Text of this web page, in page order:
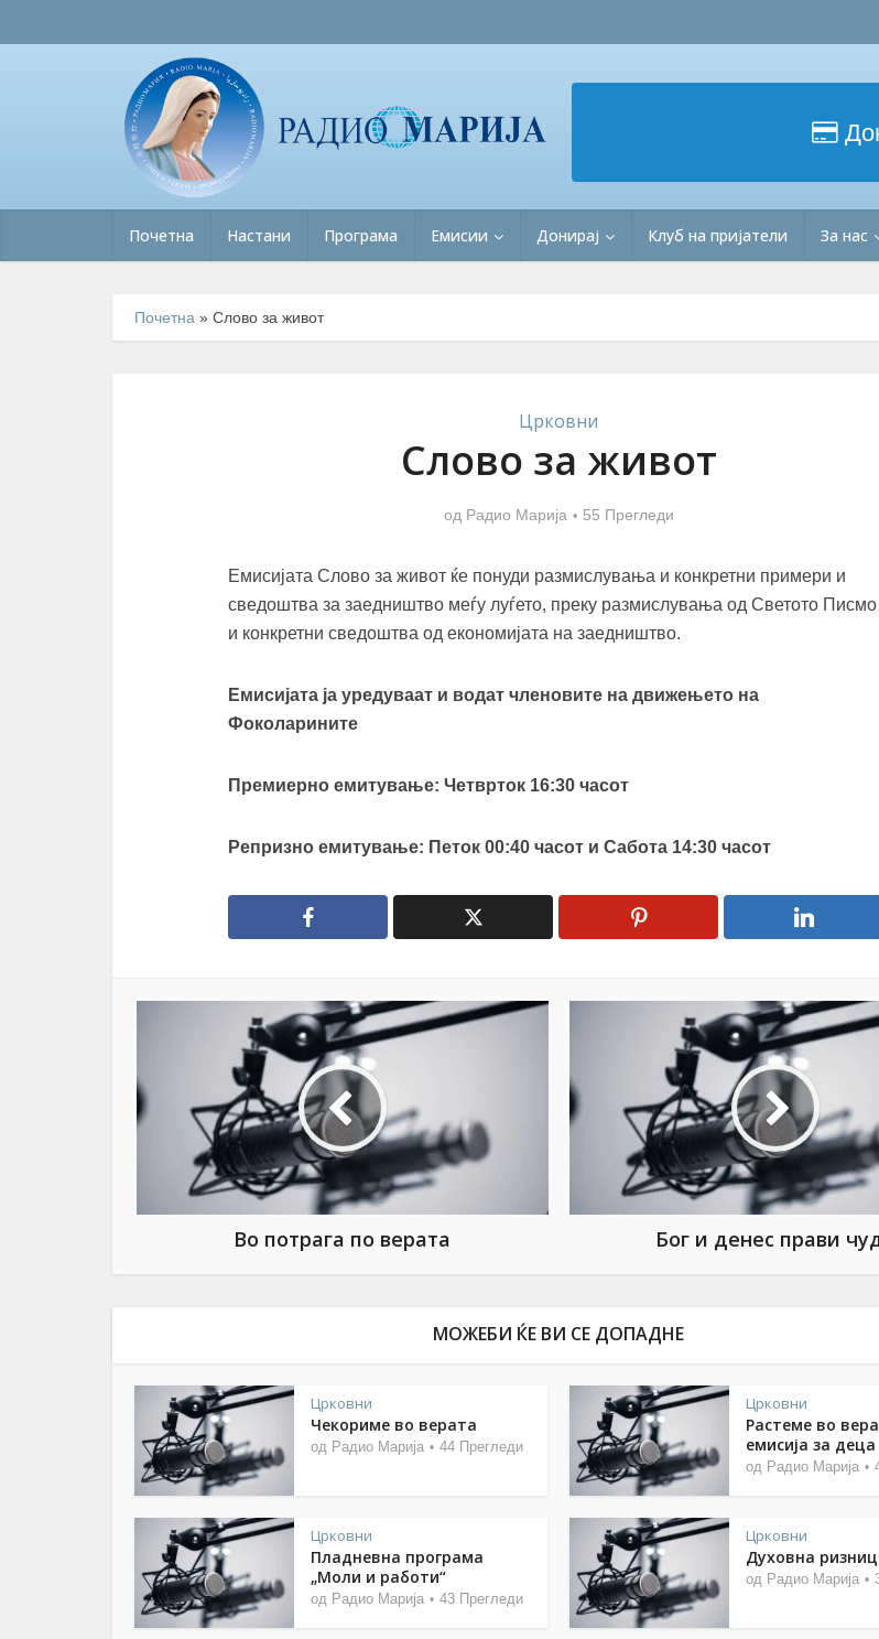
Почетна Настани Програма Емисии Донирај Клуб на пријатели За нас
Почетна » Слово за живот
Црковни
Слово за живот
од Радио Марија 55 Прегледи
Емисијата Слово за живот ќе понуди размислувања и конкретни примери и
сведоштва за заедништво меѓу луѓето, преку размислувања од Светото Писмо
и конкретни сведоштва од економијата на заедништво.
Емисијата ја уредуваат и водат членовите на движењето на
Фоколарините
Премиерно емитување: Четврток 16:30 часот
Репризно емитување: Петок 00:40 часот и Сабота 14:30 часот
Во потрага по верата Бог и денес прави
МОЖЕБИ ЌЕ ВИ СЕ ДОПАДНЕ
Црковни
Чекориме во верата
од Радио Марија 44 Прегледи
Црковни
Растеме во
емисија за деца
од Радио Марија
Црковни
Пладневна програма
„Моли и работи“
од Радио Марија 43 Прегледи
Црковни
Духовна
од Радио Марија